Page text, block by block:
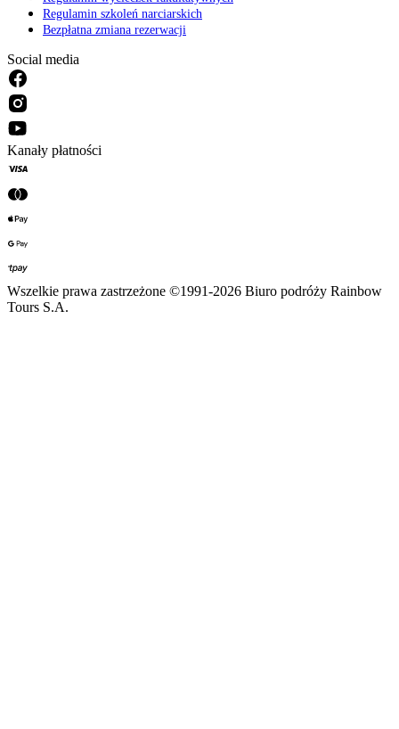
Regulamin szkoleń narciarskich
Bezpłatna zmiana rezerwacji
Social media
Kanały płatności
Wszelkie prawa zastrzeżone ©1991-2026 Biuro podróży Rainbow
Tours S.A.